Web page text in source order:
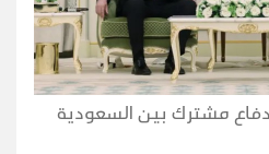
مشترك بين السعودية